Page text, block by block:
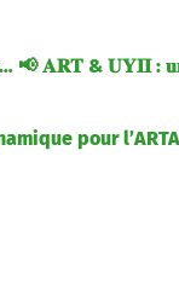
📢 𝐀𝐑𝐓 & 𝐔𝐘𝐈𝐈 :
pour